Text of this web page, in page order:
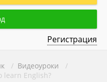
Регистрация
/ Видеоуроки
/
English?